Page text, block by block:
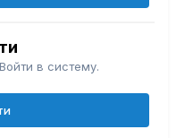
в систему.